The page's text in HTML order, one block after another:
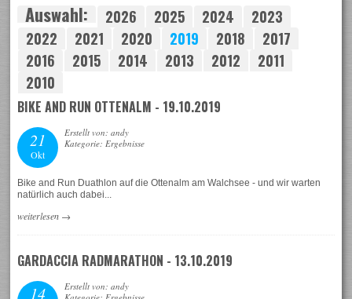
Auswahl: 2026 2025 2024
2023
2022
2021 2020 2019 2018
2017
2016
2015 2014 2013 2012
2011
2010
BIKE AND RUN OTTENALM - 19.10.2019
21
Okt
Erstellt von: andy
Kategorie: Ergebnisse
Bike and Run Duathlon auf die Ottenalm am Walchsee - und wir warten
natürlich auch dabei...
weiterlesen →
GARDACCIA RADMARATHON - 13.10.2019
14
Erstellt von: andy